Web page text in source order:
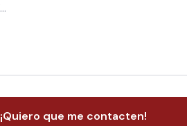
¡Quiero que me contacten!